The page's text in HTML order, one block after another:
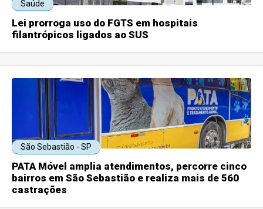
Saúde
Lei prorroga uso do FGTS em hospitais
filantrópicos ligados ao SUS
São Sebastião - SP
PATA Móvel amplia atendimentos, percorre cinco
bairros em São Sebastião e realiza mais de 560
castrações